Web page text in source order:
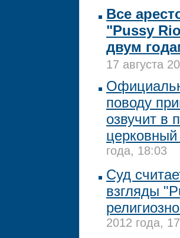
Все
"Pussy
двум
17 августа
поводу
озвучит в
церковный
года, 18:03
Суд
взгляды
2012 года,